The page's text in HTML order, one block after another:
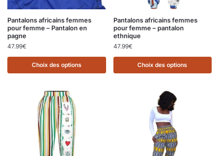
Pantalons africains femmes
pour femme – Pantalon en
pagne
47.99€
Choix des options
Pantalons africains femmes
pour femme – pantalon
ethnique
47.99€
Choix des options